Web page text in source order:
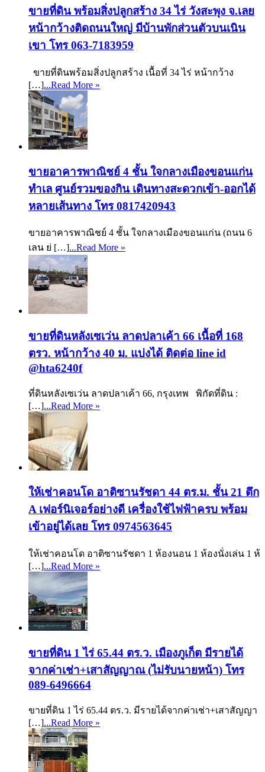
ขายที่ดิน พร้อมสิ่งปลูกสร้าง 34 ไร่ วังสะพุง จ.เลย
หน้ากว้างติดถนนใหญ่ มีบ้านพักส่วนตัวบนเนิน
เขา โทร 063-7183959
ขายที่ดินพร้อมสิ่งปลูกสร้าง เนื้อที่ 34 ไร่ หน้ากว้าง
[…]...Read More »
ขายอาคารพาณิชย์ 4 ชั้น ใจกลางเมืองขอนแก่น
ทำเล ศูนย์รวมของกิน เดินทางสะดวกเข้า-ออกได้
หลายเส้นทาง โทร 0817420943
ขายอาคารพาณิชย์ 4 ชั้น ใจกลางเมืองขอนแก่น (ถนน 6
เลน ย่ […]...Read More »
ขายที่ดินหลังเซเว่น ลาดปลาเค้า 66 เนื้อที่ 168
ตรว. หน้ากว้าง 40 ม. แบ่งได้ ติดต่อ line id
@hta6240f
ที่ดินหลังเซเว่น ลาดปลาเค้า 66, กรุงเทพ พิกัดที่ดิน :
[…]...Read More »
ให้เช่าคอนโด อาติซานรัชดา 44 ตร.ม. ชั้น 21 ตึก
A เฟอร์นิเจอร์อย่างดี เครื่องใช้ไฟฟ้าครบ พร้อม
เข้าอยู่ได้เลย โทร 0974563645
ให้เช่าคอนโด อาติซานรัชดา 1 ห้องนอน 1 ห้องนั่งเล่น 1 ห้
[…]...Read More »
ขายที่ดิน 1 ไร่ 65.44 ตร.ว. เมืองภูเก็ต มีรายได้
จากค่าเช่า+เสาสัญญาณ (ไม่รับนายหน้า) โทร
089-6496664
ขายที่ดิน 1 ไร่ 65.44 ตร.ว. มีรายได้จากค่าเช่า+เสาสัญญา
[…]...Read More »